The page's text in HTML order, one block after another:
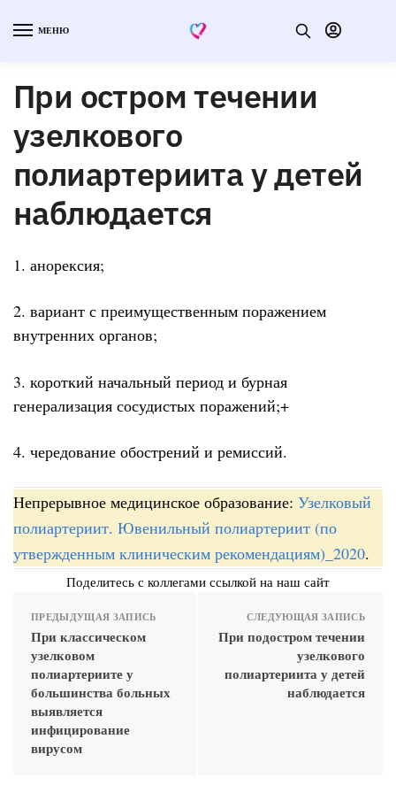
МЕНЮ
При остром течении
узелкового
полиартериита у детей
наблюдается
1. анорексия;
2. вариант с преимущественным поражением
внутренних органов;
3. короткий начальный период и бурная
генерализация сосудистых поражений;+
4. чередование обострений и ремиссий.
Непрерывное медицинское образование: Узелковый
полиартериит. Ювенильный полиартериит (по
утвержденным клиническим рекомендациям)_2020.
Поделитесь с коллегами ссылкой на наш сайт
ПРЕДЫДУЩАЯ ЗАПИСЬ
При классическом
узелковом
полиартериите у
большинства больных
выявляется
инфицирование
вирусом
СЛЕДУЮЩАЯ ЗАПИСЬ
При подостром течении
узелкового
полиартериита у детей
наблюдается